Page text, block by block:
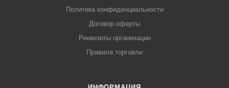
Политика конфиденциальности
Договор оферты
Реквизиты организации
Правила торговли